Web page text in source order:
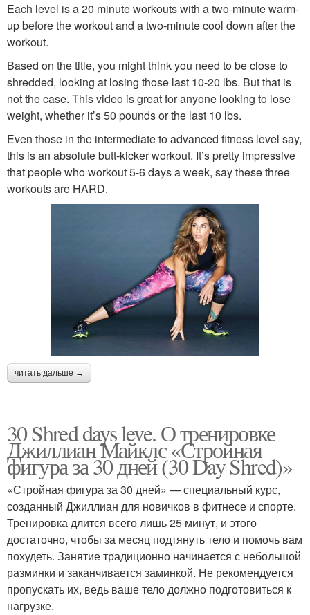
Each level is a 20 minute workouts with a two-minute warm-
up before the workout and a two-minute cool down after the
workout.
Based on the title, you might think you need to be close to
shredded, looking at losing those last 10-20 lbs. But that is
not the case. This video is great for anyone looking to lose
weight, whether it’s 50 pounds or the last 10 lbs.
Even those in the intermediate to advanced fitness level say,
this is an absolute butt-kicker workout. It’s pretty impressive
that people who workout 5-6 days a week, say these three
workouts are HARD.
читать дальше →
30 Shred days leve. О тренировке
Джиллиан Майклс «Стройная
фигура за 30 дней (30 Day Shred)»
«Стройная фигура за 30 дней» — специальный курс,
созданный Джиллиан для новичков в фитнесе и спорте.
Тренировка длится всего лишь 25 минут, и этого
достаточно, чтобы за месяц подтянуть тело и помочь вам
похудеть. Занятие традиционно начинается с небольшой
разминки и заканчивается заминкой. Не рекомендуется
пропускать их, ведь ваше тело должно подготовиться к
нагрузке.